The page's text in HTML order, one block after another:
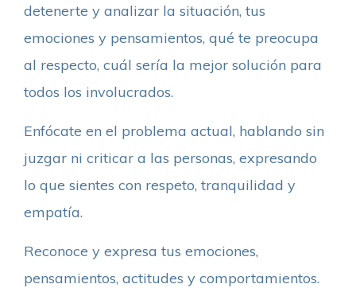
detenerte y analizar la situación, tus
emociones y pensamientos, qué te preocupa
al respecto, cuál sería la mejor solución para
todos los involucrados.
Enfócate en el problema actual, hablando sin
juzgar ni criticar a las personas, expresando
lo que sientes con respeto, tranquilidad y
empatía.
Reconoce y expresa tus emociones,
pensamientos, actitudes y comportamientos.